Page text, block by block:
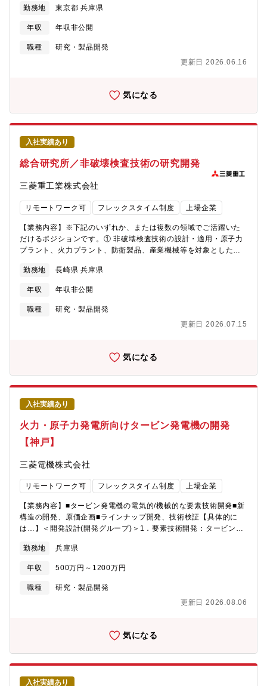
がら業務を推進しますので、一体感を感じられる魅力がありま
げ、担当製品の市場から、モノづくりまでの全体を理解すること
ができます。
に対するモチベーションは非常に高いといえます。現時点で半導
知識の蓄積が求められます。・工場内にある開発部門として、お
まで行うことで、お客様と密接な関係を構築することができま
す。・自らもしくはあなたが所属するチームで考えたアイディア
難いものです。【アピールポイント】【ポジションの魅力】・世
ます。また国際学会の発表機会もあり、同業界での人脈形成が可
して必須のスキルです。製品設計は単に実験をして結果を纏める
だけではありません。コストや法令関係等、開発した製品を上市
する為の知識もスキルとして身に付きます。技術革新が絶え間な
ることで、製品上市の経験を多く経験でき、早期にスキルを向上
ゼンはもちろん、様々な場面でプレゼンをする機会が与えられま
す。【三田工場の魅力】三田工場では多種多様な製品を製造して
おり、半導体やxEV製造に欠かせない各種製品を作り出していま
す。半導体やxEVに使用される電子製品等は日々進化し続けてお
す。その進化に合わせ、生産ラインの再構築や新規設備導入、既
ます。【工場周辺の魅力】・大阪・神戸など都市部へのアクセス
良好で、車・電車共に45分程度の距離です。・工場が立地してい
技術能力を発揮していただけます。②基本設計 ：上記の研究開発
結果を元に基本仕様を決定し、プラントの安全性を含む性能評価
③詳細設計 ：モノづくりに向けて設計（後段の材料調達、製造、
検査のインプット） 原子力に特化した知識がなくても可。モノ
プロジェクト管理 ：燃料の受発注、生産管理、品質保証等関連部
械設計や生産技術、技術営業の経験等を活かしていただけます。
【仕事の魅力・やりがい】原子燃料は原子力発電の中核であり、
その設計に従事することは将来の日本のエネルギー供給への大き
な責任を伴うと共に大きなやりがいがあります。当社の燃料事業
の特徴は以下の通りです。①原子力プラント総合メーカーとし
て、安全安定した原子力発電の利用に貢献脱炭素社会の実現のた
め原子力発電の利用が見直されているなか、国内では、三菱重工
業が納入した加圧水型原子炉が順次再稼働しています。当社では
これらの発電所の安全性向上に努めるとともに、国内トップシェ
アで継続的に原子燃料を供給し、安定した電力供給に貢献してい
ます。また、当社の大きな強みのひとつが、プラント全体や炉心
システムなどの上流設計から燃料などの個別機器の設計、さらに
製造から現地納入までを一貫して実施できる体制であり、この強
みを活かした高い問題解決能力でお客様からの信頼を勝ち得てい
ます（自分が開発・設計した燃料が実際に発電プラントで使用さ
針を受け、将来炉（高速炉、高温ガス炉等）、革新炉の燃料開発
国内唯一の中核企業に選定されており、開発を牽引する存在とな
っています。③国内外共同プロジェクトでグローバルな原子燃料
タの取得が容易でないこと、開発費が高額であること、現象の解
内外の同業他社、顧客（電力会社）、官公庁（経産省、規制庁な
ど）、研究所、大学が参画する共同プロジェクトが数多く立ち上
がっており、当社も参画することで、安全安心な原子力利用に向
けたグローバルな研究開発に貢献しています。■当社原子力事業全
般の詳細について以下URLから是非ご確認ください。
https://www.mhi.com/jp/business/nuclear■応募をご検討の方向
けリーフレット
https://www.mhi.com/jp/business/nuclear/pdf/
社について】・三菱グループの創業者岩崎彌太郎は政府より工部
したことを契機に1884年に創業した同社は発電プラントなどの社
宙機器に至るまで、エンジニアリングとものづくりのグローバル
受注高7.0712兆円、売上収益5.0271兆円、当期利益2,454億円等
いずれも過去最高であり、日本を代表する企業でありながら、さ
らなる成長を続けております。・在宅勤務、時間単位年休、フレ
ックスタイム制度導入、「えるぼし」「くるみん」の各認定等ワ
社実績が多数あり、選考フローを熟知しておりますので、内定ま
勤務地 東京都 兵庫県
年収 年収非公開
職種
研究・製品開発
更新日 2026.06.16
気になる
入社実績あり
総合研究所／非破壊検査技術の研究開発
三菱重工業株式会社
リモートワーク可 フレックスタイム制度 上場企業
【業務内容】※下記のいずれか、または複数の領域でご活躍いた
だけるポジションです。① 非破壊検査技術の設計・適用・原子力
プラント、火力プラント、防衛製品、産業機械等を対象とした非
査仕様・手順の策定、検査条件の最適化・実機・供試体を用いた
検証、評価、技術的妥当性確認・構造設計・材料・製造部門との
連携による品質向上提案② 非破壊検査技術に関する研究企画・推
進・非破壊検査技術に関する研究テーマの企画立案・推進・新規
課題の抽出、仮説立案、実証試験の実行・社内外（大学・研究機
ステムのインテグレーション・製造部門における検査業務・品質
管理プロセス・データ活用に関する課題の把握・整理・非破壊検
査技術とデジタル技術を組み合わせた仕組み・システムの企画・
品質保証業務の効率化・高度化に向けたシステム構想・要件定
義・社内外の技術を組み合わせた検査・品質保証システムを構
築・導入④ プロジェクトマネジメント・非破壊検査技術に関わる
開発・適用プロジェクトの推進・技術方針の策定、進捗・品質管
理・複数分野（設計・材料・製造・品質）を横断した技術調整・
（経験に応じて）チームメンバーの技術指導・育成【仕事の魅
性が求められる分野において、非破壊検査技術を担い、社会イン
フラや人命の安全を根幹から支える実感を得られます。・超音
波、放射線、電磁気などの物理原理を基盤に、検査技術の検討か
かしながら技術者としての引き出しを広げられる点が大きな魅力
です。・設計・材料・製造・品質部門と連携しながら業務を進め
ることで、製品全体を俯瞰した視点での技術判断力や課題解決力
を養うことができます。・海外プロジェクトや国際共同研究を含
術が世界で通用する手応えを得ることができます。・新たな検査
施する」だけでなく、「どのような検査が最適かを考え、形にす
る」裁量と責任を持って仕事に取り組めます。・プロジェクトや
ができます。【働き方】・個々の専門性と判断を尊重する風土が
ます。・研究・設計・解析・マネジメントなど複数の専門性を持
勤務地 長崎県 兵庫県
年収 年収非公開
職種
研究・製品開発
更新日 2026.07.15
気になる
入社実績あり
火力・原子力発電所向けタービン発電機の開発
【神戸】
三菱電機株式会社
リモートワーク可 フレックスタイム制度 上場企業
【業務内容】■タービン発電機の電気的/機械的な要素技術開発■新
構造の開発、原価企画■ラインナップ開発、技術検証【具体的に
は…】＜開発設計(開発グループ)＞1．要素技術開発：タービン発
証、研究所との共同開発2．ラインナップ開発：機種戦略の策定、
標準機の基本設計、電気設計、機能設計(温度・振動・通風・強度
計算など)3．技術検証：タービン発電機の検証計画、および結果
の評価（温度、振動、通風、強度など）＜構造企画(構造企画グル
構造計画、各部品の計画図作成、ラインナップ化検討2．原価企
動、材料費・工作費低減のための構造検討※ご経験やスキルを踏
まえ、開発グループ・構造企画グループどちからに配属させてい
ただきます。【募集背景】■世界的な電力需要の拡大に伴い、当社
の主力製品である火力・原子力発電所向けのタービン発電機の新
規需要が拡大しています。また、既設発電所においては、電力の
勤務地 兵庫県
年収 500万円～1200万円
職種
研究・製品開発
更新日 2026.08.06
気になる
入社実績あり